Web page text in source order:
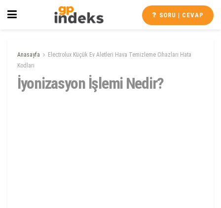
SORU | CEVAP
Anasayfa
Electrolux Küçük Ev Aletleri Hava Temizleme Cihazları Hata
Kodları
İyonizasyon İşlemi Nedir?